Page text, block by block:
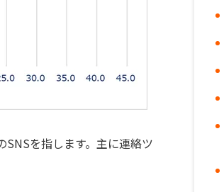
を指します。主に連絡ツ